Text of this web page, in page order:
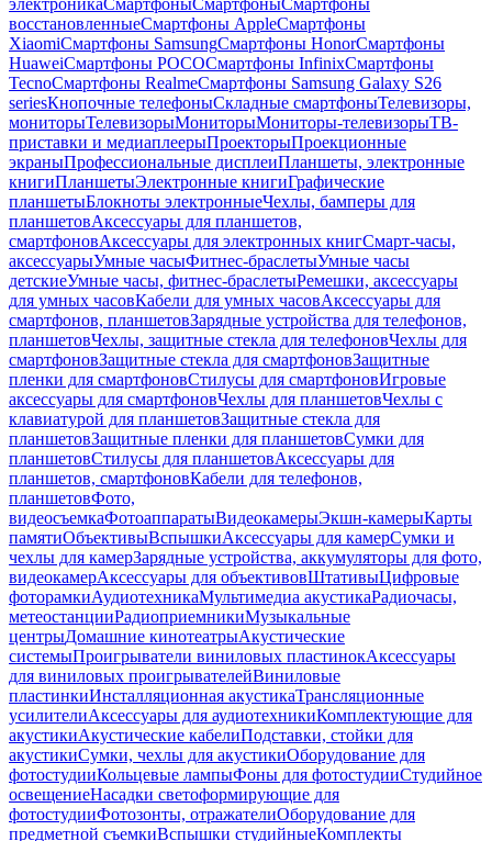
электроникаСмартфоныСмартфоныСмартфоны
восстановленныеСмартфоны AppleСмартфоны
XiaomiСмартфоны SamsungСмартфоны HonorСмартфоны
HuaweiСмартфоны POCOСмартфоны InfinixСмартфоны
TecnoСмартфоны RealmeСмартфоны Samsung Galaxy S26
seriesКнопочные телефоныСкладные смартфоныТелевизоры,
мониторыТелевизорыМониторыМониторы-телевизорыТВ-
приставки и медиаплеерыПроекторыПроекционные
экраныПрофессиональные дисплеиПланшеты, электронные
книгиПланшетыЭлектронные книгиГрафические
планшетыБлокноты электронныеЧехлы, бамперы для
планшетовАксессуары для планшетов,
смартфоновАксессуары для электронных книгСмарт-часы,
аксессуарыУмные часыФитнес-браслетыУмные часы
детскиеУмные часы, фитнес-браслетыРемешки, аксессуары
для умных часовКабели для умных часовАксессуары для
смартфонов, планшетовЗарядные устройства для телефонов,
планшетовЧехлы, защитные стекла для телефоновЧехлы для
смартфоновЗащитные стекла для смартфоновЗащитные
пленки для смартфоновСтилусы для смартфоновИгровые
аксессуары для смартфоновЧехлы для планшетовЧехлы с
клавиатурой для планшетовЗащитные стекла для
планшетовЗащитные пленки для планшетовСумки для
планшетовСтилусы для планшетовАксессуары для
планшетов, смартфоновКабели для телефонов,
планшетовФото,
видеосъемкаФотоаппаратыВидеокамерыЭкшн-камерыКарты
памятиОбъективыВспышкиАксессуары для камерСумки и
чехлы для камерЗарядные устройства, аккумуляторы для фото,
видеокамерАксессуары для объективовШтативыЦифровые
фоторамкиАудиотехникаМультимедиа акустикаРадиочасы,
метеостанцииРадиоприемникиМузыкальные
центрыДомашние кинотеатрыАкустические
системыПроигрыватели виниловых пластинокАксессуары
для виниловых проигрывателейВиниловые
пластинкиИнсталляционная акустикаТрансляционные
усилителиАксессуары для аудиотехникиКомплектующие для
акустикиАкустические кабелиПодставки, стойки для
акустикиСумки, чехлы для акустикиОборудование для
фотостудииКольцевые лампыФоны для фотостудииСтудийное
освещениеНасадки светоформирующие для
фотостудииФотозонты, отражателиОборудование для
предметной съемкиВспышки студийныеКомплекты